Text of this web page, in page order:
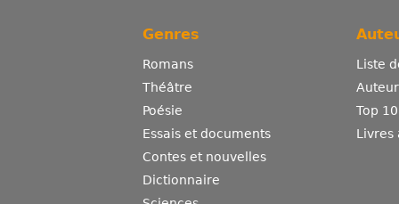
Genres
Romans
Théâtre
Poésie
Essais et documents
Contes et nouvelles
Dictionnaire
Liste
Top
Livres